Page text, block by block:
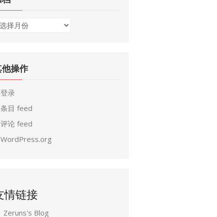
他操作
登录
条目 feed
评论 feed
WordPress.org
情链接
Zeruns's Blog